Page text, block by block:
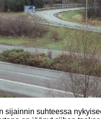
sijainnin suhteessa